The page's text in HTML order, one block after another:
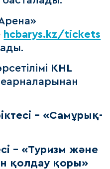
hcbarys.kz/tickets
KHL
– «Самұрық-
– «Туризм және
қолдау қоры»